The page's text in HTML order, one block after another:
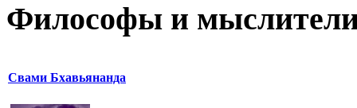
Философы и
Свами Бхавьянанда